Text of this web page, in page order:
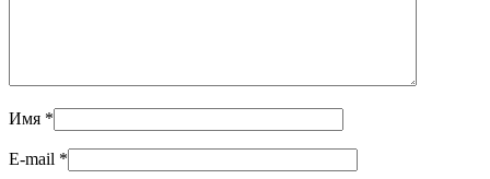
Имя *
E-mail *